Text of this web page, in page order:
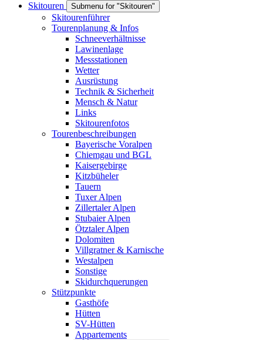
Skitouren
Submenu for "Skitouren"
Skitourenführer
Tourenplanung & Infos
Schneeverhältnisse
Lawinenlage
Messstationen
Wetter
Ausrüstung
Technik & Sicherheit
Mensch & Natur
Links
Skitourenfotos
Tourenbeschreibungen
Bayerische Voralpen
Chiemgau und BGL
Kaisergebirge
Kitzbüheler
Tauern
Tuxer Alpen
Zillertaler Alpen
Stubaier Alpen
Ötztaler Alpen
Dolomiten
Villgratner & Karnische
Westalpen
Sonstige
Skidurchquerungen
Stützpunkte
Gasthöfe
Hütten
SV-Hütten
Appartements